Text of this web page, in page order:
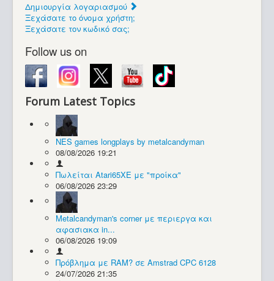
Συλλογές / Projects
Δημιουργία λογαριασμού
Ξεχάσατε το όνομα χρήστη;
Ξεχάσατε τον κωδικό σας;
Follow us on
Forum Latest Topics
NES games longplays by metalcandyman
08/08/2026 19:21
Πωλείται Atari65XE με "προίκα"
06/08/2026 23:29
Metalcandyman's corner με περιεργα και
αφασιακα in...
06/08/2026 19:09
Πρόβλημα με RAM? σε Amstrad CPC 6128
24/07/2026 21:35